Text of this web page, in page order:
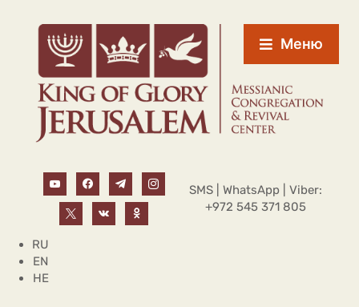
Меню
SMS | WhatsApp | Viber:
+972 545 371 805
RU
EN
HE